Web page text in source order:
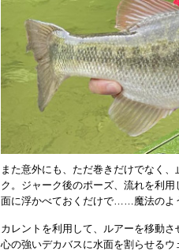
また意外にも、ただ巻きだけでなく
ク。ジャーク後のポーズ、流れを利
面に浮かべておくだけで……魔法のよ
カレントを利用して、ルアーを移動
心の強いデカバスに水面を割らせるウ